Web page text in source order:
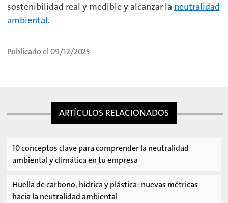
sostenibilidad real y medible y alcanzar la neutralidad
ambiental.
Publicado el 09/12/2025
ARTÍCULOS RELACIONADOS
10 conceptos clave para comprender la neutralidad
ambiental y climática en tu empresa
Huella de carbono, hídrica y plástica: nuevas métricas
hacia la neutralidad ambiental